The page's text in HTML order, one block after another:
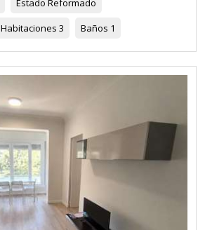
Estado Reformado
Habitaciones 3 Baños 1